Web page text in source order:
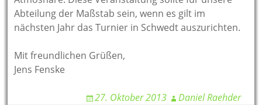
Abteilung der Maßstab sein, wenn es gilt im
nächsten Jahr das Turnier in Schwedt auszurichten.
Mit freundlichen Grüßen,
Jens Fenske
27. Oktober 2013 Daniel Raehder